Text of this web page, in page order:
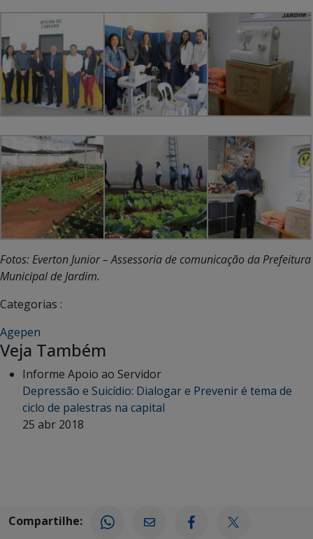
Fotos: Everton Junior – Assessoria de comunicação da Prefeitura
Municipal de Jardim.
Categorias :
Agepen
Veja Também
Informe Apoio ao Servidor
Depressão e Suicídio: Dialogar e Prevenir é tema de
ciclo de palestras na capital
25 abr 2018
Compartilhe: